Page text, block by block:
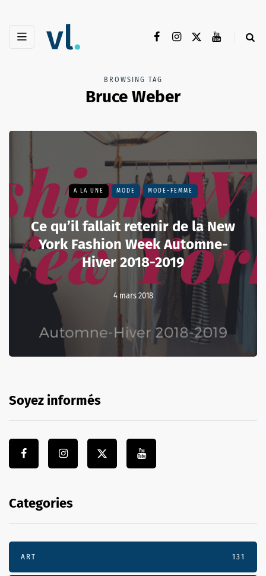
BROWSING TAG
Bruce Weber
A LA UNE MODE MODE-FEMME
Ce qu’il fallait retenir de la New
York Fashion Week Automne-
Hiver 2018-2019
4 mars 2018
Soyez informés
Categories
ART 131